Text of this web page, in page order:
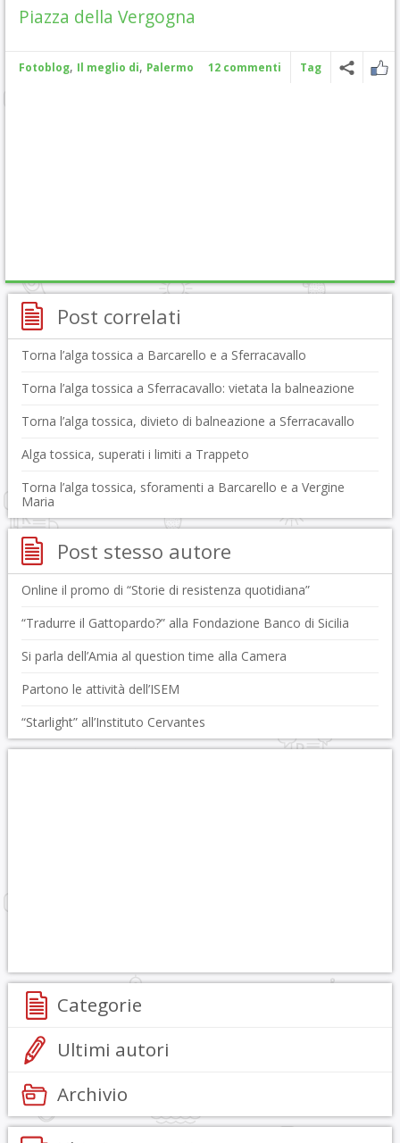
Piazza della Vergogna
Fotoblog, Il meglio di, Palermo 12 commenti Tag
Post correlati
Torna l’alga tossica a Barcarello e a Sferracavallo
Torna l’alga tossica a Sferracavallo: vietata la balneazione
Torna l’alga tossica, divieto di balneazione a Sferracavallo
Alga tossica, superati i limiti a Trappeto
Torna l’alga tossica, sforamenti a Barcarello e a Vergine
Maria
Post stesso autore
Online il promo di “Storie di resistenza quotidiana”
“Tradurre il Gattopardo?” alla Fondazione Banco di Sicilia
Si parla dell’Amia al question time alla Camera
Partono le attività dell’ISEM
“Starlight” all’Instituto Cervantes
Categorie
Ultimi autori
Archivio